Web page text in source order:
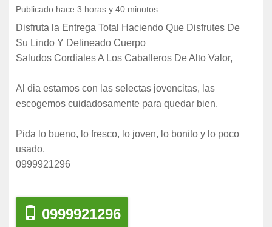
Publicado hace 3 horas y 40 minutos
Disfruta la Entrega Total Haciendo Que Disfrutes De
Su Lindo Y Delineado Cuerpo
Saludos Cordiales A Los Caballeros De Alto Valor,
Al dia estamos con las selectas jovencitas, las
escogemos cuidadosamente para quedar bien.
Pida lo bueno, lo fresco, lo joven, lo bonito y lo poco
usado.
0999921296
0999921296